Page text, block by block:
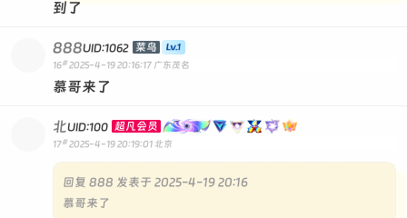
到了
888UID:1062 菜鸟
16# 2025-4-19 20:16:17 广东茂名
慕哥来了
北UID:100 超凡会员
17# 2025-4-19 20:19:01 北京
回复 888 发表于 2025-4-19 20:16
慕哥来了